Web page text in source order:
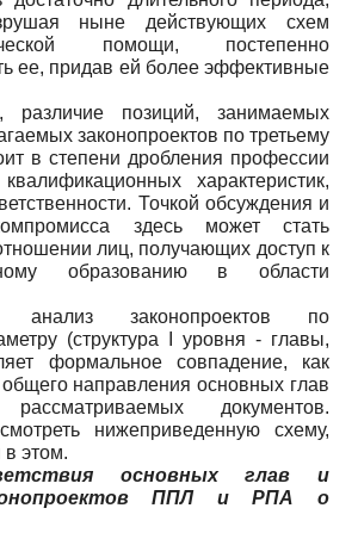
ныне действующих схем
помощи, постепенно
ее, придав ей более эффективные
различие позиций, занимаемых
законопроектов по третьему
в степени дробления профессии
характеристик,
Точкой обсуждения и
здесь может стать
лиц, получающих доступ к
образованию в области
анализ законопроектов по
(структура I уровня - главы,
формальное совпадение, как
общего направления основных глав
документов.
нижеприведенную схему,
в этом.
основных глав и
ППЛ и РПА о